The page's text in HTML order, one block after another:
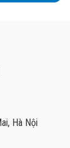
Hà Nội